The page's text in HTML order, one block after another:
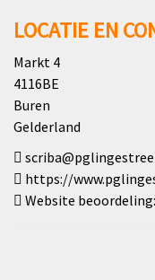
LOCATIE EN
Markt 4
4116BE
Buren
Gelderland
https://
Website beoordeling: